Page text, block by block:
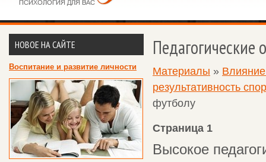
НОВОЕ НА САЙТЕ
Воспитание и развитие личности
Педагогические
Материалы » Влияние
результативность
футболу
Страница 1
Высокое